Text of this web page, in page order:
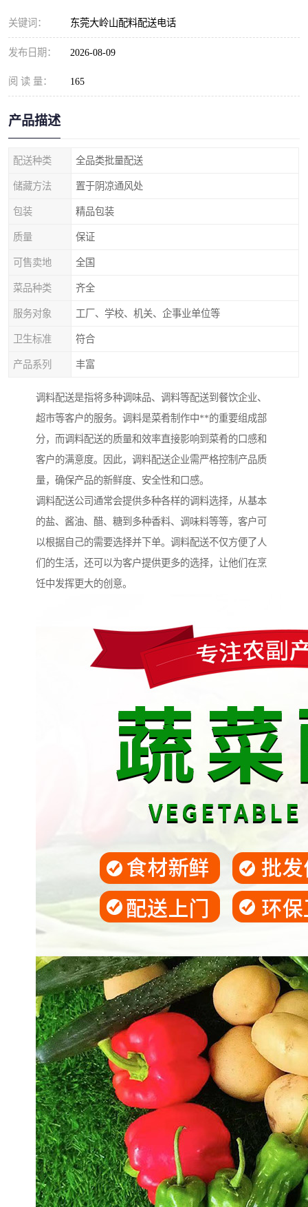
关键词： 东莞大岭山配料配送电话
发布日期： 2026-08-09
阅 读 量： 165
产品描述
配送种类 全品类批量配送
储藏方法 置于阴凉通风处
包装 精品包装
质量 保证
可售卖地 全国
菜品种类 齐全
服务对象 工厂、学校、机关、企事业单位等
卫生标准 符合
产品系列 丰富
调料配送是指将多种调味品、调料等配送到餐饮企业、
超市等客户的服务。调料是菜肴制作中**的重要组成部
分，而调料配送的质量和效率直接影响到菜肴的口感和
客户的满意度。因此，调料配送企业需严格控制产品质
量，确保产品的新鲜度、安全性和口感。
调料配送公司通常会提供多种各样的调料选择，从基本
的盐、酱油、醋、糖到多种香料、调味料等等，客户可
以根据自己的需要选择并下单。调料配送不仅方便了人
们的生活，还可以为客户提供更多的选择，让他们在烹
饪中发挥更大的创意。